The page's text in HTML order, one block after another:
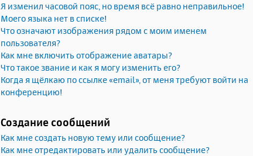
Я изменил часовой пояс, но время всё равно неправильное!
Моего языка нет в списке!
Что означают изображения рядом с моим именем
пользователя?
Как мне включить отображение аватары?
Что такое звание и как я могу изменить его?
Когда я щёлкаю по ссылке «email», от меня требуют войти на
конференцию!
Создание сообщений
Как мне создать новую тему или сообщение?
Как мне отредактировать или удалить сообщение?